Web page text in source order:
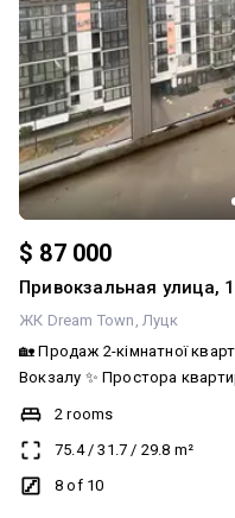
$ 87 000
Привокзальная улица,
ЖК Dream Town Луцк
🏡 Продаж 2-кімнатної квартири
Вокзалу ✨ Простора квартира в сучасному житловому
комплексі з чудовою
Автономне опалення ✔️ Встановлені котел та радіатори ✔️
Роздільні кімнати ✔️ Окрема гардеробна ✔️ Простора лоджія ✔️
2 rooms
75.4/31.7 / 29.8 m²
8 of 10